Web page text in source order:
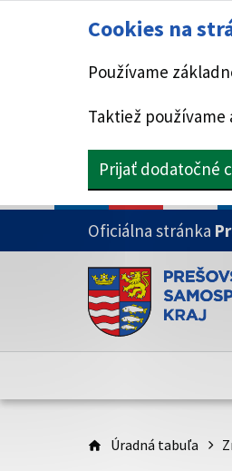
Cookies na
Používame
Taktiež
Prijať dodatočné
PRESKOČIŤ NA HLAVNÝ
Oficiálna stránka
Doména psk.sk je
Toto je oficiálna
Úradná tabuľa